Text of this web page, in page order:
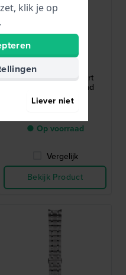
T603042599
Seastar 22 mm Zwart
siliconenrubber band
● Op voorraad
Vergelijk
Bekijk Product
klik je op
Liever niet